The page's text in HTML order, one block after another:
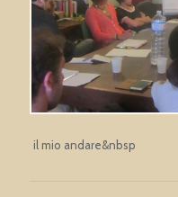
il mio andare&nbsp